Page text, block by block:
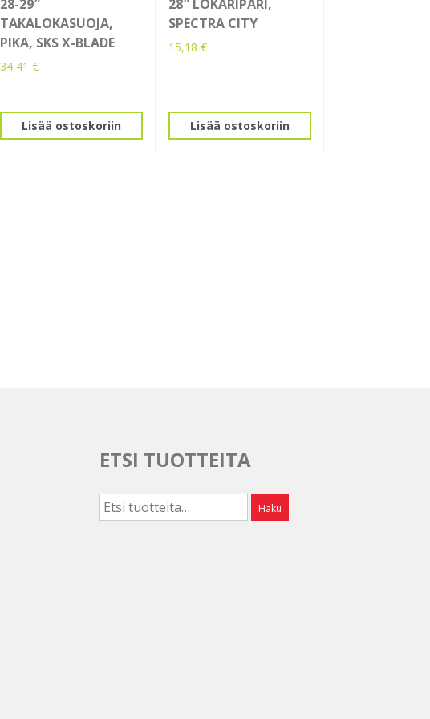
28-29″
TAKALOKASUOJA,
PIKA, SKS X-BLADE
34,41 €
Lisää ostoskoriin
28″ LOKARIPARI,
SPECTRA CITY
15,18 €
Lisää ostoskoriin
ETSI TUOTTEITA
Etsi: Haku